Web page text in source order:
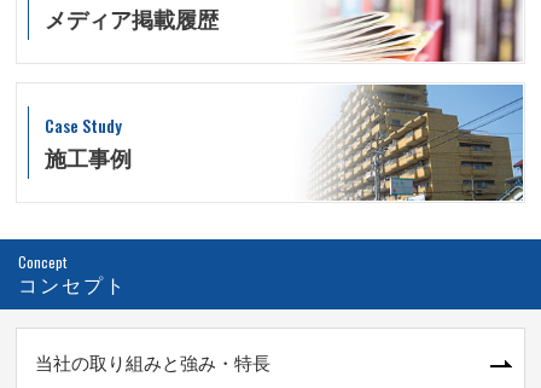
メディア掲載履歴
Case Study
施工事例
Concept
コンセプト
当社の取り組みと強み・特長